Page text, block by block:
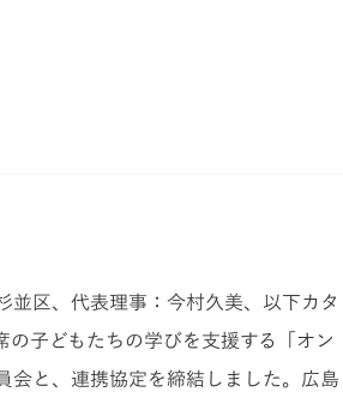
並区、代表理事：今村久美、以下カタ
の子どもたちの学びを支援する「オン
会と、連携協定を締結しました。広島